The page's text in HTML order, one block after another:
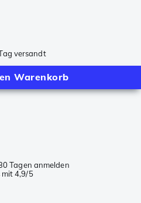
versandt
Warenkorb
Tagen anmelden
mit 4,9/5